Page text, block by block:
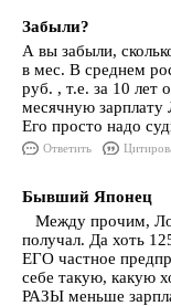
Забыли?
А вы забыли,
в мес. В среднем
руб. , т.е. за 10 лет
месячную
Его просто надо
Ответить
Бывший Японец
Между прочим,
получал. Да хоть
ЕГО частное
себе такую, какую
РАЗЫ меньше